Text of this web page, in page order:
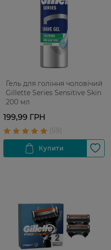
Гель для гоління чоловічий
Gillette Series Sensitive Skin
200 мл
199,99 ГРН